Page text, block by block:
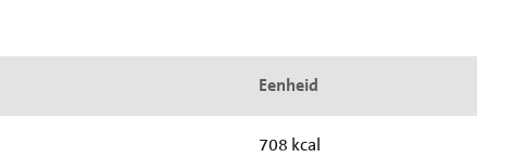
Eenheid
708 kcal